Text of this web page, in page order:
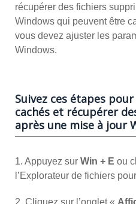
récupérer des fichiers
Windows qui peuvent être
vous devez ajuster les
Windows.
Suivez ces étapes
cachés et récupérer
après une mise à jour
1. Appuyez sur Win + E ou
l’Explorateur de fichiers
2. Cliquez sur l’onglet «